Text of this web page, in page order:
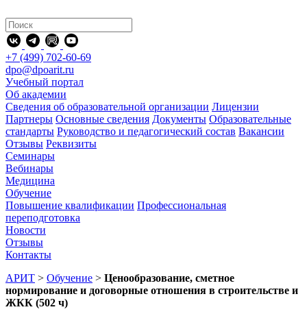
+7 (499) 702-60-69
dpo@dpoarit.ru
Учебный портал
Об академии
Сведения об образовательной организации Лицензии
Партнеры Основные сведения Документы Образовательные
стандарты Руководство и педагогический состав Вакансии
Отзывы Реквизиты
Семинары
Вебинары
Медицина
Обучение
Повышение квалификации Профессиональная
переподготовка
Новости
Отзывы
Контакты
АРИТ > Обучение > Ценообразование, сметное
нормирование и договорные отношения в строительстве и
ЖКК (502 ч)